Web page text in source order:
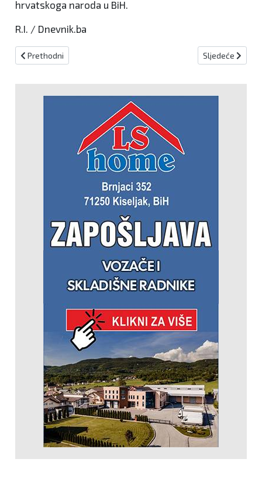
hrvatskoga naroda u BiH.
R.I. / Dnevnik.ba
Prethodni članak: Predsjedništvo BiH složno jedino oko tužbe
Prethodni Sljedeći
Sljedeće